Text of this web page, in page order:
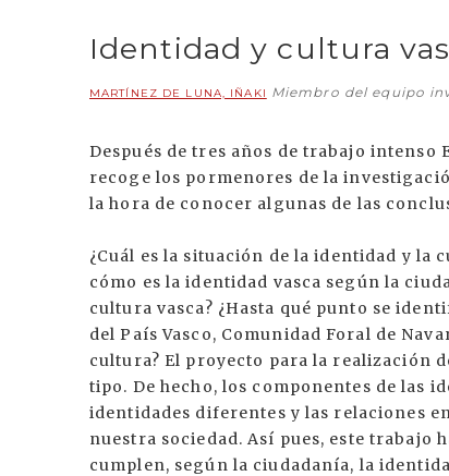
Identidad y cultura
MARTÍNEZ DE LUNA, IÑAKI Miembro del equipo
Después de tres años de trabajo
recoge los pormenores de la
la hora de conocer algunas de las
¿Cuál es la situación de la identidad y la
cómo es la identidad vasca según la
cultura vasca? ¿Hasta qué punto se
del País Vasco, Comunidad Foral de
cultura? El proyecto para la realización
tipo. De hecho, los componentes de las
identidades diferentes y las relaciones
nuestra sociedad. Así pues, este trabajo
cumplen, según la ciudadanía, la